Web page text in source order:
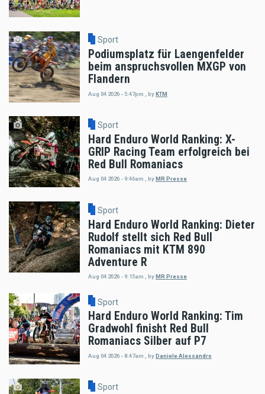
Sport
Podiumsplatz für Laengenfelder
beim anspruchsvollen MXGP von
Flandern
Aug 04 2026 - 5:47pm byKTM
Sport
Hard Enduro World Ranking: X-
GRIP Racing Team erfolgreich bei
Red Bull Romaniacs
Aug 04 2026 - 9:46am , byMR Presse
Sport
Hard Enduro World Ranking: Dieter
Rudolf stellt sich Red Bull
Romaniacs mit KTM 890
Adventure R
Aug 04 2026 - 9:15am byMR Presse
Sport
Hard Enduro World Ranking: Tim
Gradwohl finisht Red Bull
Romaniacs Silber auf P7
Aug 04 2026 - 8:47am byDaniele Alessandro
Sport